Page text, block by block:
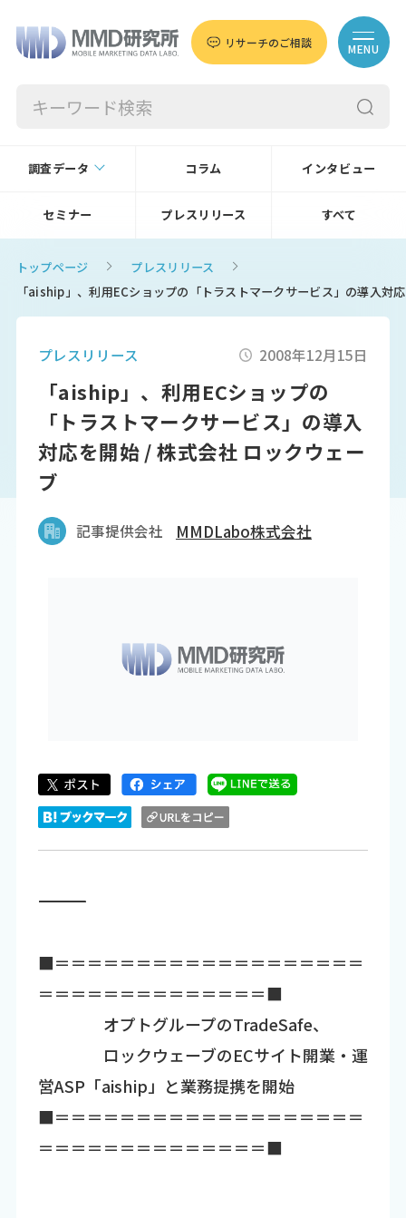
リサーチのご相談 MENU
調査データ コラム インタビュー
セミナー プレスリリース すべて
トップページ
プレスリリース
「aiship」、利用ECショップの「トラストマークサービス」の導入対
プレスリリース 2008年12月15日
「aiship」、利用ECショップの
「トラストマークサービス」の導入
対応を開始 / 株式会社 ロックウェー
ブ
記事提供会社 MMDLabo株式会社
―――――――――――――――――――――――――――――――――――
■＝＝＝＝＝＝＝＝＝＝＝＝＝＝＝＝＝＝＝
＝＝＝＝＝＝＝＝＝＝＝＝＝＝■
オプトグループのTradeSafe、
ロックウェーブのECサイト開業・運
営ASP「aiship」と業務提携を開始
■＝＝＝＝＝＝＝＝＝＝＝＝＝＝＝＝＝＝＝
＝＝＝＝＝＝＝＝＝＝＝＝＝＝■